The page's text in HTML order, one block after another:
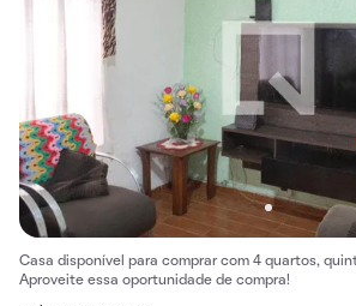
Casa disponível para comprar com 4 quartos,
Aproveite essa oportunidade de compra!